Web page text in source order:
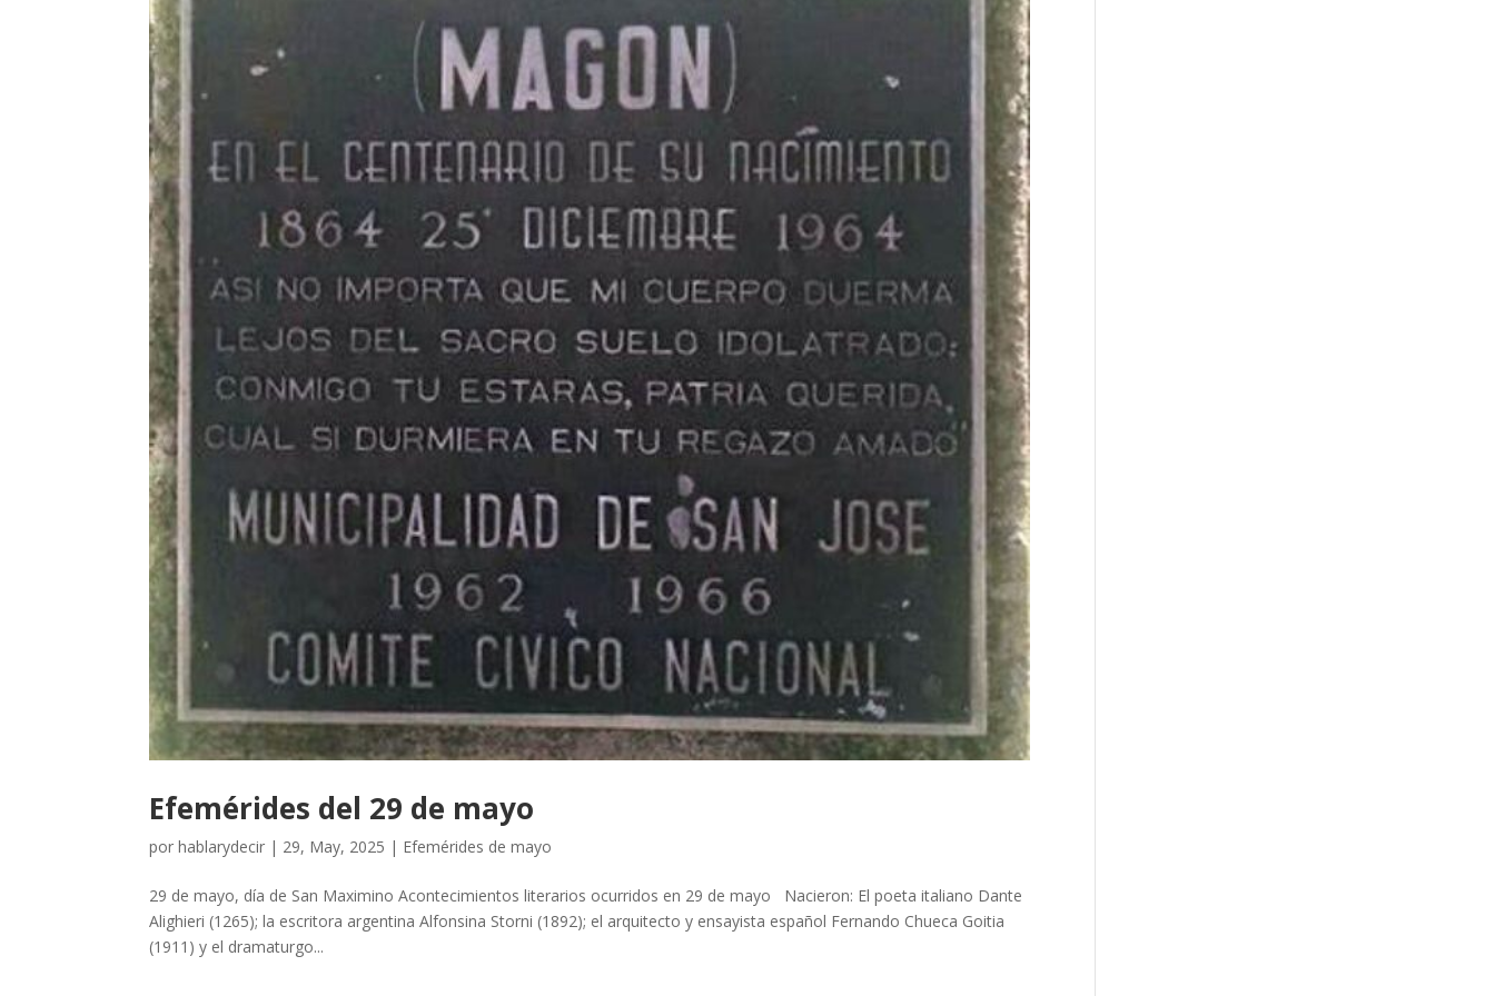
Efemérides del 29 de mayo
porhablarydecir | 29, May, 2025 | Efemérides de mayo
29 de mayo, día de San Maximino Acontecimientos literarios ocurridos en 29 de mayo Nacieron: El poeta italiano Dante
Alighieri (1265); la escritora argentina Alfonsina Storni (1892); el arquitecto y ensayista español Fernando Chueca Goitia
(1911) y el dramaturgo...